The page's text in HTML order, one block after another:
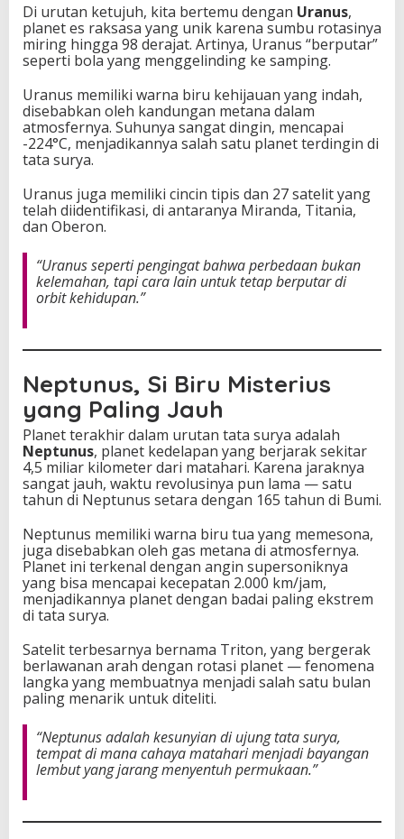
Di urutan ketujuh, kita bertemu dengan Uranus,
planet es raksasa yang unik karena sumbu rotasinya
miring hingga 98 derajat. Artinya, Uranus “berputar”
seperti bola yang menggelinding ke samping.
Uranus memiliki warna biru kehijauan yang indah,
disebabkan oleh kandungan metana dalam
atmosfernya. Suhunya sangat dingin, mencapai
-224°C, menjadikannya salah satu planet terdingin di
tata surya.
Uranus juga memiliki cincin tipis dan 27 satelit yang
telah diidentifikasi, di antaranya Miranda, Titania,
dan Oberon.
“Uranus seperti pengingat bahwa perbedaan bukan
kelemahan, tapi cara lain untuk tetap berputar di
orbit kehidupan.”
Neptunus, Si Biru Misterius
yang Paling Jauh
Planet terakhir dalam urutan tata surya adalah
Neptunus, planet kedelapan yang berjarak sekitar
4,5 miliar kilometer dari matahari. Karena jaraknya
sangat jauh, waktu revolusinya pun lama — satu
tahun di Neptunus setara dengan 165 tahun di Bumi.
Neptunus memiliki warna biru tua yang memesona,
juga disebabkan oleh gas metana di atmosfernya.
Planet ini terkenal dengan angin supersoniknya
yang bisa mencapai kecepatan 2.000 km/jam,
menjadikannya planet dengan badai paling ekstrem
di tata surya.
Satelit terbesarnya bernama Triton, yang bergerak
berlawanan arah dengan rotasi planet — fenomena
langka yang membuatnya menjadi salah satu bulan
paling menarik untuk diteliti.
“Neptunus adalah kesunyian di ujung tata surya,
tempat di mana cahaya matahari menjadi bayangan
lembut yang jarang menyentuh permukaan.”